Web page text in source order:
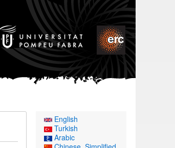
English
Turkish
Arabic